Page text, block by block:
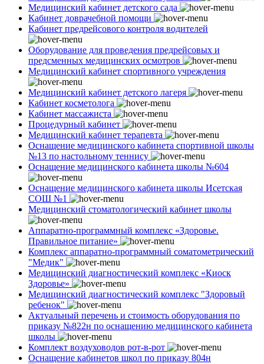
Медицинский кабинет детского сада
Кабинет доврачебной помощи
Кабинет предрейсового контроля водителей
Оборудование для проведения предрейсовых и
предсменных медицинских осмотров
Медицинский кабинет спортивного учреждения
Медицинский кабинет детского лагеря
Кабинет косметолога
Кабинет массажиста
Процедурный кабинет
Медицинский кабинет терапевта
Оснащение медицинского кабинета спортивной школы
№13 по настольному теннису
Оснащение медицинского кабинета школы №604
Оснащение медицинского кабинета школы Исетская
СОШ №1
Медицинский стоматологический кабинет школы
Аппаратно-программный комплекс «Здоровье.
Правильное питание»
Комплекс аппаратно-программный соматометрический
"Медик"
Медицинский диагностический комплекс «Киоск
Здоровье»
Медицинский диагностический комплекс "Здоровый
ребенок"
Актуальный перечень и стоимость оборудования по
приказу №822н по оснащению медицинского кабинета
школы
Комплект воздуховодов рот-в-рот
Оснащение кабинетов школ по приказу 804н